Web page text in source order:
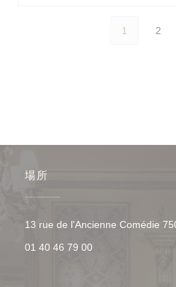
1 2
場所
13 rue de l'Ancienne Comédie
01 40 46 79 00